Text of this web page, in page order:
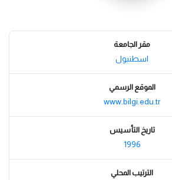
مقر الجامعة
اسطنبول
الموقع الرسمي
www.bilgi.edu.tr
تاريخ التأسيس
1996
الترتيب المحلي